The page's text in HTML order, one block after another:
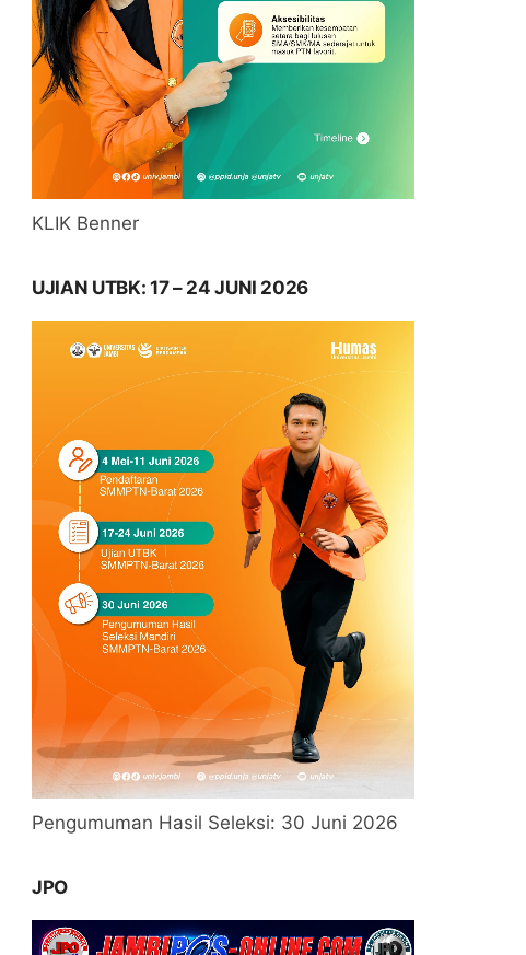
KLIK Benner
UJIAN UTBK: 17 – 24 JUNI 2026
Pengumuman Hasil Seleksi: 30 Juni 2026
JPO